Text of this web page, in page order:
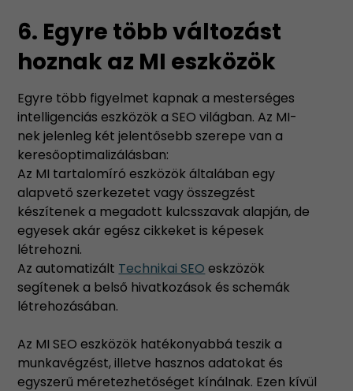
6. Egyre több változást
hoznak az MI eszközök
Egyre több figyelmet kapnak a mesterséges
intelligenciás eszközök a SEO világban. Az MI-
nek jelenleg két jelentősebb szerepe van a
keresőoptimalizálásban:
Az MI tartalomíró eszközök általában egy
alapvető szerkezetet vagy összegzést
készítenek a megadott kulcsszavak alapján, de
egyesek akár egész cikkeket is képesek
létrehozni.
Az automatizált Technikai SEO eskzözök
segítenek a belső hivatkozások és schemák
létrehozásában.
Az MI SEO eszközök hatékonyabbá teszik a
munkavégzést, illetve hasznos adatokat és
egyszerű méretezhetőséget kínálnak. Ezen kívül